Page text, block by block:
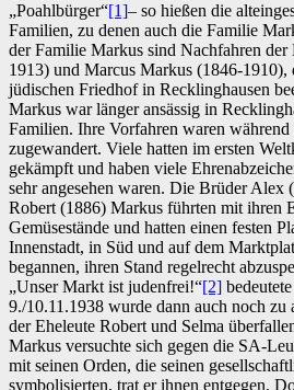
„Poahlbürger“[1]– so hießen die
Familien, zu denen auch die Familie
der Familie Markus sind Nachfahren der
1913) und Marcus Markus (1846-1910),
jüdischen Friedhof in Recklinghausen
Markus war länger ansässig in
Familien. Ihre Vorfahren waren
zugewandert. Viele hatten im ersten
gekämpft und haben viele
sehr angesehen waren. Die Brüder
Robert (1886) Markus führten mit ihren
Gemüsestände und hatten einen festen
Innenstadt, in Süd und auf dem
begannen, ihren Stand regelrecht
„Unser Markt ist judenfrei!“[2]
9./10.11.1938 wurde dann auch noch zu
der Eheleute Robert und Selma
Markus versuchte sich gegen die SA-
mit seinen Orden, die seinen
symbolisierten, trat er ihnen entgegen.